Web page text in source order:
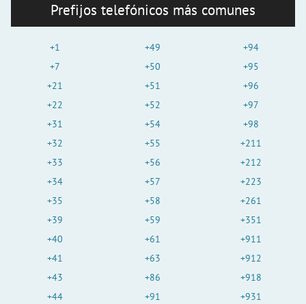
Prefijos telefónicos más comunes
+1
+7
+21
+22
+31
+32
+33
+34
+35
+39
+40
+41
+43
+44
+49
+50
+51
+52
+54
+55
+56
+57
+58
+59
+61
+63
+86
+91
+94
+95
+96
+97
+98
+211
+212
+223
+261
+351
+911
+912
+918
+931